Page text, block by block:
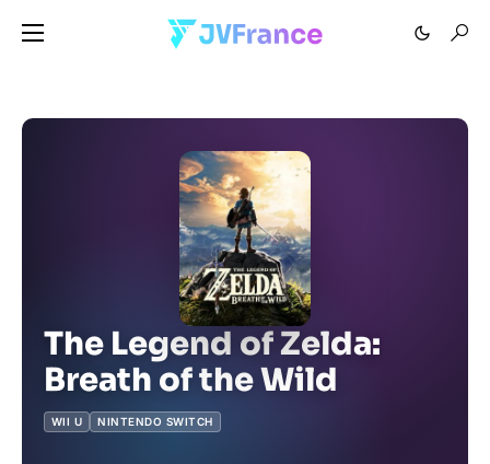
The Legend of Zelda:
Breath of the Wild
WII U NINTENDO SWITCH